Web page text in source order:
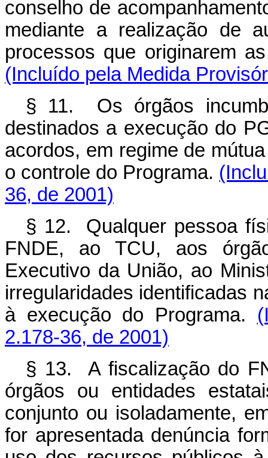
conselho de
mediante a realização de
processos que originarem
(Incluído pela Medida
§ 11. Os órgãos
destinados a execução do
acordos, em regime de
o controle do Programa.
36, de 2001)
§ 12. Qualquer pessoa
FNDE, ao TCU, aos
Executivo da União, ao
irregularidades identificadas
à execução do Programa.
2.178-36, de 2001)
§ 13. A fiscalização do
órgãos ou entidades
conjunto ou isoladamente,
for apresentada denúncia